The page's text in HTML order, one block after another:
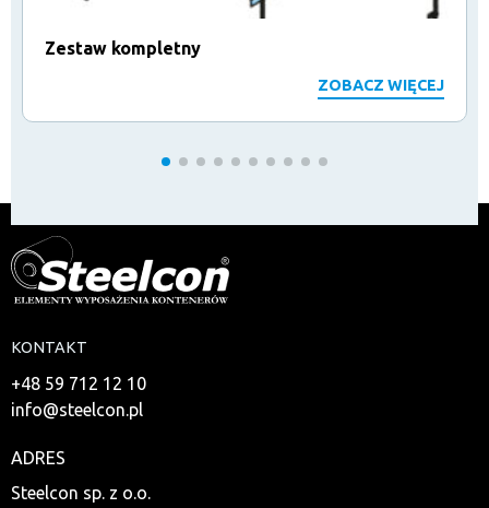
Zestaw kompletny
ZOBACZ WIĘCEJ
KONTAKT
+48 59 712 12 10
info@steelcon.pl
ADRES
Steelcon sp. z o.o.